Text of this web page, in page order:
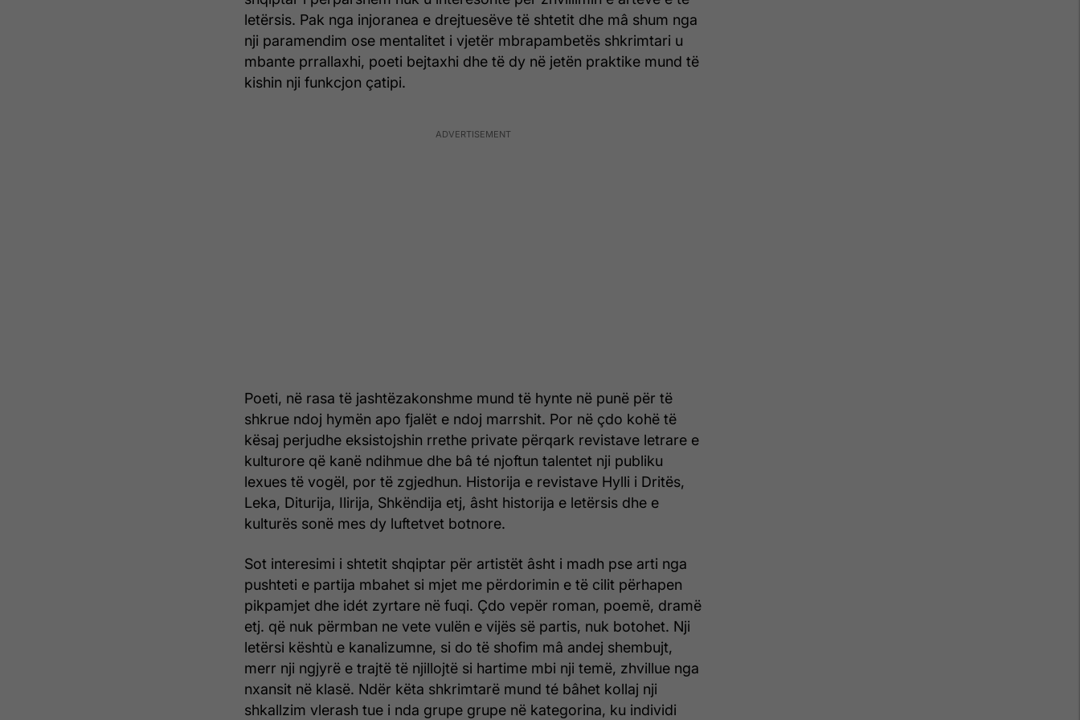
letërsis. Pak nga injoranea e drejtuesëve të shtetit dhe mâ shum nga
nji paramendim ose mentalitet i vjetër mbrapambetës shkrimtari u
mbante prrallaxhi, poeti bejtaxhi dhe të dy në jetën praktike mund të
kishin nji funkcjon çatipi.
Poeti, në rasa të jashtëzakonshme mund të hynte në punë për të
shkrue ndoj hymën apo fjalët e ndoj marrshit. Por në çdo kohë të
kësaj perjudhe eksistojshin rrethe private përqark revistave letrare e
kulturore që kanë ndihmue dhe bâ té njoftun talentet nji publiku
lexues të vogël, por të zgjedhun. Historija e revistave Hylli i Dritës,
Leka, Diturija, Ilirija, Shkëndija etj, âsht historija e letërsis dhe e
kulturës sonë mes dy luftetvet botnore.
Sot interesimi i shtetit shqiptar për artistët âsht i madh pse arti nga
pushteti e partija mbahet si mjet me përdorimin e të cilit përhapen
pikpamjet dhe idét zyrtare në fuqi. Çdo vepër roman, poemë, dramë
etj. që nuk përmban ne vete vulën e vijës së partis, nuk botohet. Nji
letërsi kështù e kanalizumne, si do të shofim mâ andej shembujt,
merr nji ngjyrë e trajtë të njillojtë si hartime mbi nji temë, zhvillue nga
nxansit në klasë. Ndër këta shkrimtarë mund té bâhet kollaj nji
shkallzim vlerash tue i nda grupe grupe në kategorina, ku individi